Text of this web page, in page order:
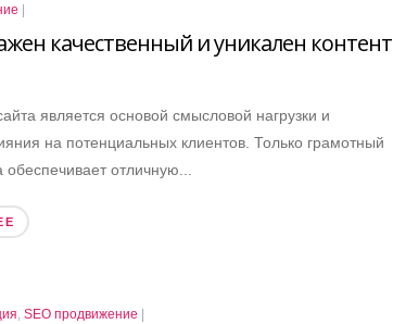
качественный и уникален контент
является основой смысловой нагрузки и
на потенциальных клиентов. Только грамотный
обеспечивает отличную...
,SEO продвижение